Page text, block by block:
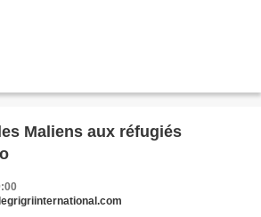
Maliens aux réfugiés